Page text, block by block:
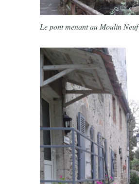
Le pont menant au Moulin Neuf